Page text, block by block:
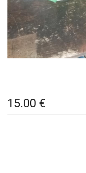
15.00 €